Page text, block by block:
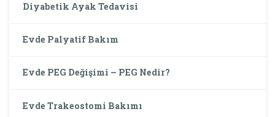
Diyabetik Ayak Tedavisi
Evde Palyatif Bakım
Evde PEG Değişimi – PEG Nedir?
Evde Trakeostomi Bakımı